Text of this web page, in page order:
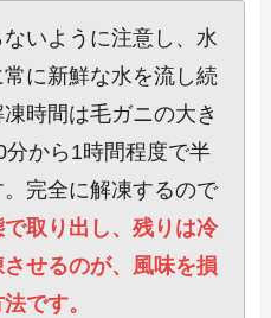
いように注意し、水
に新鮮な水を流し続
時間は毛ガニの大き
から1時間程度で半
完全に解凍するので
取り出し、残りは冷
せるのが、風味を損
です。